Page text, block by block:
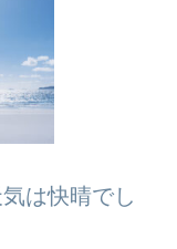
は快晴でし